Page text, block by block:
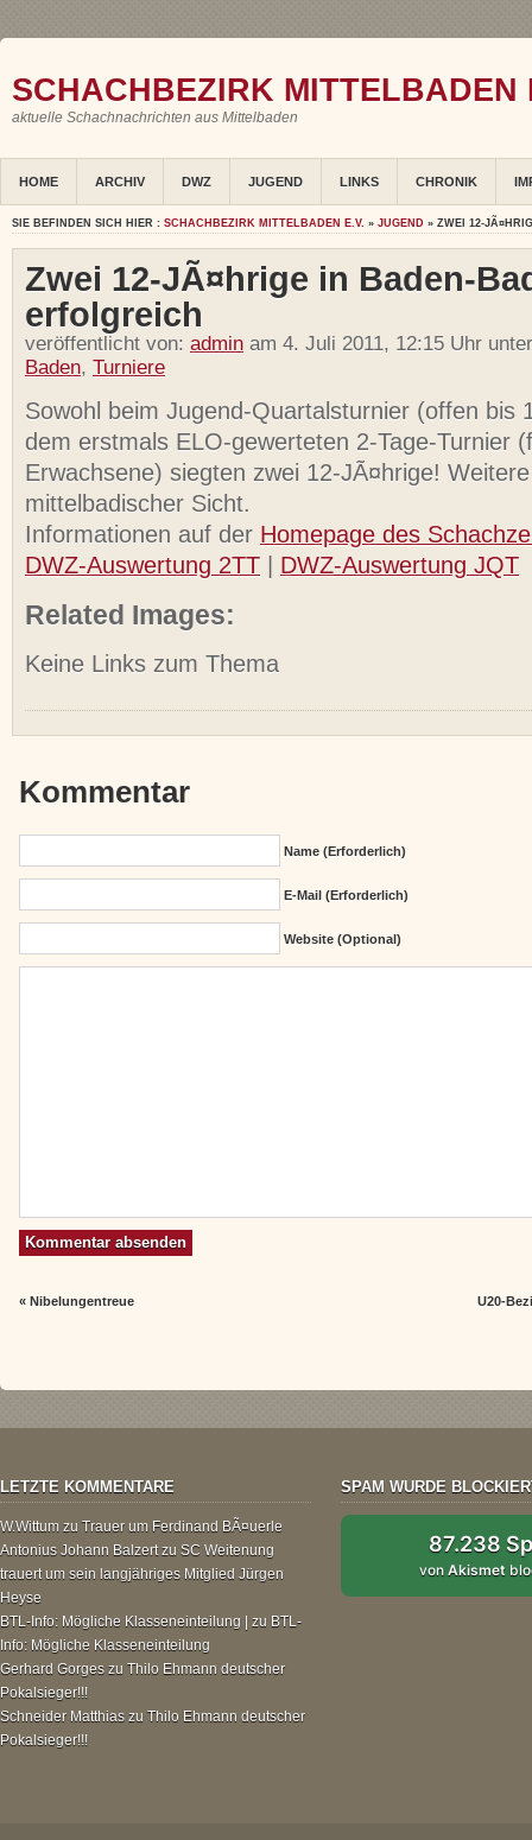
SCHACHBEZIRK MITTELBADEN
aktuelle Schachnachrichten aus Mittelbaden
HOME ARCHIV DWZ JUGEND LINKS CHRONIK
SIE BEFINDEN SICH HIER : SCHACHBEZIRK MITTELBADEN E.V. » JUGEND » ZWEI 12-
Zwei 12-JÃ¤hrige in Baden-
erfolgreich
veröffentlicht von: admin am 4. Juli 2011, 12:15 Uhr
Baden, Turniere
Sowohl beim Jugend-Quartalsturnier (offen bis
dem erstmals ELO-gewerteten 2-Tage-Turnier
Erwachsene) siegten zwei 12-JÃ¤hrige!
mittelbadischer Sicht.
Informationen auf der Homepage des
DWZ-Auswertung 2TT
DWZ-Auswertung JQT
Related Images:
Keine Links zum Thema
Kommentar
Name (erforderlich)
E-Mail (erforderlich)
Website (Optional)
«Nibelungentreue U20-
LETZTE KOMMENTARE
W.Wittum zu Trauer um Ferdinand BÃ¤uerle
Antonius Johann Balzertzu SC Weitenung
trauert um sein langjähriges Mitglied Jürgen
Heyse
BTL-Info: Mögliche Klasseneinteilung | zu BTL-
Info: Mögliche Klasseneinteilung
Gerhard Gorges zu Thilo Ehmann deutscher
Pokalsieger!!!
Schneider Matthias zu Thilo Ehmann deutscher
Pokalsieger!!!
SPAM WURDE
87.238
vonAkismet